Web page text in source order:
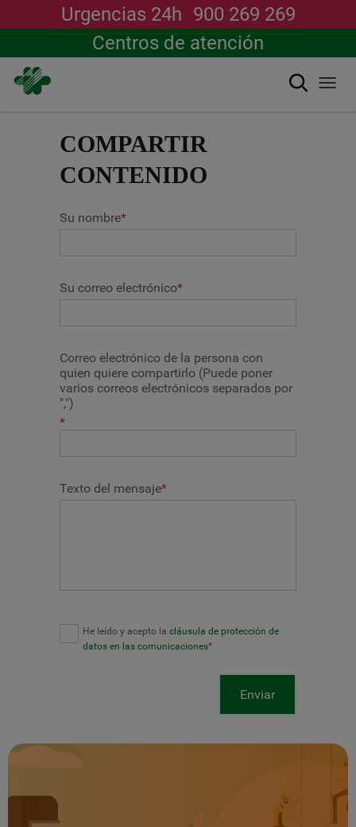
Urgencias 24h 900 269 269
Centros de atención
Buscar
COMPARTIR
CONTENIDO
Su nombre*
Su correo electrónico*
Correo electrónico de la persona con
quien quiere compartirlo (Puede poner
varios correos electrónicos separados por
",")
*
Texto del mensaje*
He leído y acepto la cláusula de protección de
datos en las comunicaciones*
Enviar